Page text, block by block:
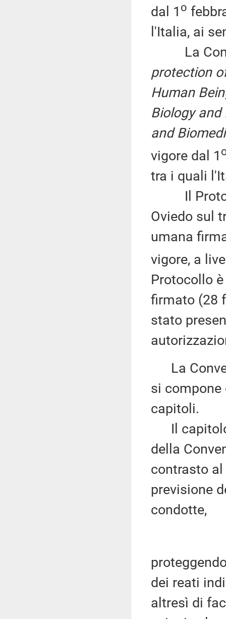
dal 1 o
l'Italia, ai
La
protection
Human
Biology and
and
vigore dal 1
tra i quali
Il
Oviedo sul
umana
vigore, a
Protocollo
firmato (28
stato
La
si
capitoli.
Il capitolo
della
contrasto
previsione
condotte,
dei reati
altresì di